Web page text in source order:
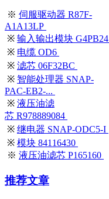
※ 伺服驱动器 R87F-
A1A13LP
※ 输入输出模块 G4PB24
※ 电缆 OD6
※ 滤芯 06F32BC
※ 智能处理器 SNAP-
PAC-EB2-...
※ 液压油滤
芯 R978889084
※ 继电器 SNAP-ODC5-I
※ 模块 84116430
※ 液压油滤芯 P165160
推荐文章